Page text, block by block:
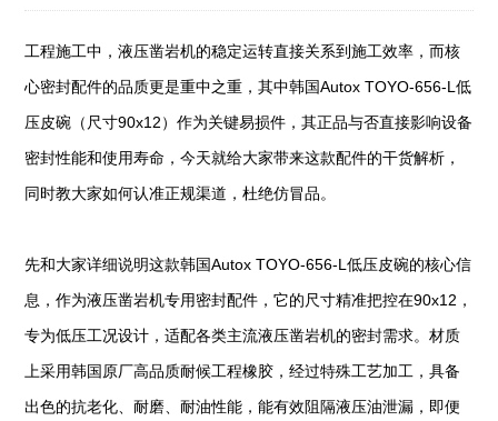
工程施工中，液压凿岩机的稳定运转直接关系到施工效率，而核
心密封配件的品质更是重中之重，其中韩国Autox TOYO-656-L低
压皮碗（尺寸90x12）作为关键易损件，其正品与否直接影响设备
密封性能和使用寿命，今天就给大家带来这款配件的干货解析，
同时教大家如何认准正规渠道，杜绝仿冒品。
先和大家详细说明这款韩国Autox TOYO-656-L低压皮碗的核心信
息，作为液压凿岩机专用密封配件，它的尺寸精准把控在90x12，
专为低压工况设计，适配各类主流液压凿岩机的密封需求。材质
上采用韩国原厂高品质耐候工程橡胶，经过特殊工艺加工，具备
出色的抗老化、耐磨、耐油性能，能有效阻隔液压油泄漏，即便